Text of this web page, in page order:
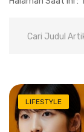
LIFESTYLE